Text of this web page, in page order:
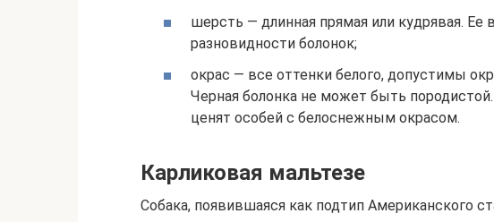
шерсть — длинная прямая или кудрявая. Ее
разновидности болонок;
окрас — все оттенки белого, допустимы
Черная болонка не может быть
ценят особей с белоснежным окрасом.
Карликовая мальтезе
Собака, появившаяся как подтип Американского